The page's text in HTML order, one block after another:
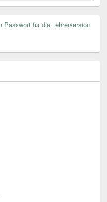
Passwort für die Lehrerversion